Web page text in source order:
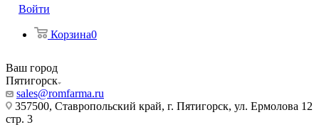
Войти
Корзина0
Ваш город
Пятигорск
sales@romfarma.ru
357500, Ставропольский край, г. Пятигорск, ул. Ермолова 12
стр. 3